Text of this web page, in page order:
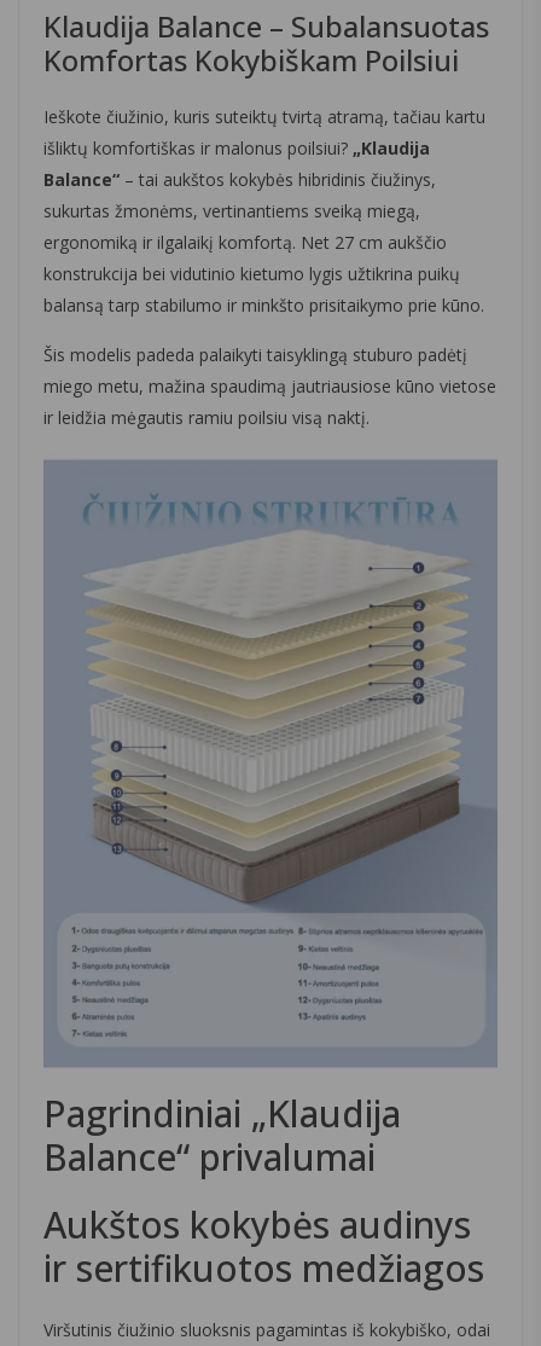
Klaudija Balance – Subalansuotas
Komfortas Kokybiškam Poilsiui
Ieškote čiužinio, kuris suteiktų tvirtą atramą, tačiau kartu
išliktų komfortiškas ir malonus poilsiui? „Klaudija
Balance“ – tai aukštos kokybės hibridinis čiužinys,
sukurtas žmonėms, vertinantiems sveiką miegą,
ergonomiką ir ilgalaikį komfortą. Net 27 cm aukščio
konstrukcija bei vidutinio kietumo lygis užtikrina puikų
balansą tarp stabilumo ir minkšto prisitaikymo prie kūno.
Šis modelis padeda palaikyti taisyklingą stuburo padėtį
miego metu, mažina spaudimą jautriausiose kūno vietose
ir leidžia mėgautis ramiu poilsiu visą naktį.
Pagrindiniai „Klaudija
Balance“ privalumai
Aukštos kokybės audinys
ir sertifikuotos medžiagos
Viršutinis čiužinio sluoksnis pagamintas iš kokybiško, odai